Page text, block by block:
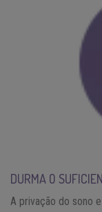
DURMA O
A privação do sono